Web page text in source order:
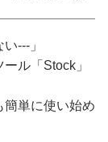
---」
ル「Stock」
簡単に使い始め